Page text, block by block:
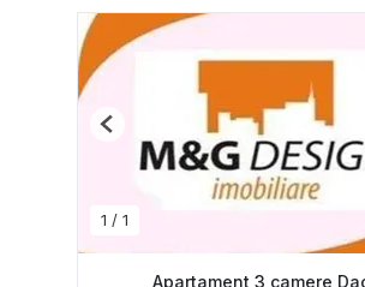
1 / 1
Previous
Apartament 3 camere